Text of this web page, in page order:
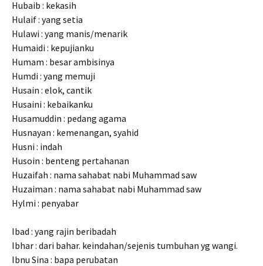
Hubaib : kekasih
Hulaif : yang setia
Hulawi : yang manis/menarik
Humaidi : kepujianku
Humam : besar ambisinya
Humdi : yang memuji
Husain : elok, cantik
Husaini : kebaikanku
Husamuddin : pedang agama
Husnayan : kemenangan, syahid
Husni : indah
Husoin : benteng pertahanan
Huzaifah : nama sahabat nabi Muhammad saw
Huzaiman : nama sahabat nabi Muhammad saw
Hylmi : penyabar
Ibad : yang rajin beribadah
Ibhar : dari bahar. keindahan/sejenis tumbuhan yg wangi.
Ibnu Sina : bapa perubatan